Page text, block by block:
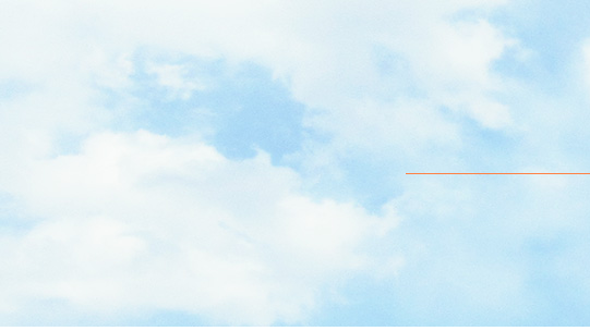
横浜市都筑区で放課後等デイサービスなどの障がい者支援を行っております。